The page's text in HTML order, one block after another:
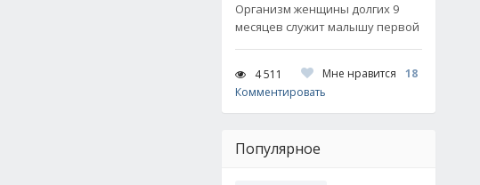
Организм женщины долгих 9
месяцев служит малышу первой
4 511 Мне нравится
18
Комментировать
Популярное